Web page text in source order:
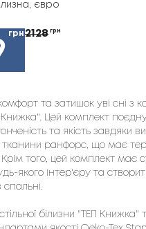
євро
грн2128 грн
та затишок уві сні з
Книжка". Цей комплект
та якість завдяки
тканини ранфорс, що має
Крім того, цей комплект має
якого інтер'єру та
білизни "ТЕП Книжка"